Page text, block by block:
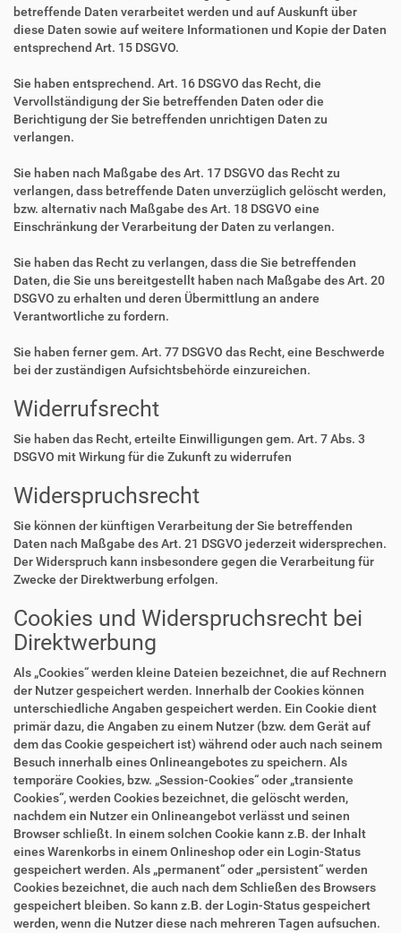
betreffende Daten verarbeitet werden und auf Auskunft über
diese Daten sowie auf weitere Informationen und Kopie der Daten
entsprechend Art. 15 DSGVO.
Sie haben entsprechend. Art. 16 DSGVO das Recht, die
Vervollständigung der Sie betreffenden Daten oder die
Berichtigung der Sie betreffenden unrichtigen Daten zu
verlangen.
Sie haben nach Maßgabe des Art. 17 DSGVO das Recht zu
verlangen, dass betreffende Daten unverzüglich gelöscht werden,
bzw. alternativ nach Maßgabe des Art. 18 DSGVO eine
Einschränkung der Verarbeitung der Daten zu verlangen.
Sie haben das Recht zu verlangen, dass die Sie betreffenden
Daten, die Sie uns bereitgestellt haben nach Maßgabe des Art. 20
DSGVO zu erhalten und deren Übermittlung an andere
Verantwortliche zu fordern.
Sie haben ferner gem. Art. 77 DSGVO das Recht, eine Beschwerde
bei der zuständigen Aufsichtsbehörde einzureichen.
Widerrufsrecht
Sie haben das Recht, erteilte Einwilligungen gem. Art. 7 Abs. 3
DSGVO mit Wirkung für die Zukunft zu widerrufen
Widerspruchsrecht
Sie können der künftigen Verarbeitung der Sie betreffenden
Daten nach Maßgabe des Art. 21 DSGVO jederzeit widersprechen.
Der Widerspruch kann insbesondere gegen die Verarbeitung für
Zwecke der Direktwerbung erfolgen.
Cookies und Widerspruchsrecht bei
Direktwerbung
Als „Cookies“ werden kleine Dateien bezeichnet, die auf Rechnern
der Nutzer gespeichert werden. Innerhalb der Cookies können
unterschiedliche Angaben gespeichert werden. Ein Cookie dient
primär dazu, die Angaben zu einem Nutzer (bzw. dem Gerät auf
dem das Cookie gespeichert ist) während oder auch nach seinem
Besuch innerhalb eines Onlineangebotes zu speichern. Als
temporäre Cookies, bzw. „Session-Cookies“ oder „transiente
Cookies“, werden Cookies bezeichnet, die gelöscht werden,
nachdem ein Nutzer ein Onlineangebot verlässt und seinen
Browser schließt. In einem solchen Cookie kann z.B. der Inhalt
eines Warenkorbs in einem Onlineshop oder ein Login-Status
gespeichert werden. Als „permanent“ oder „persistent“ werden
Cookies bezeichnet, die auch nach dem Schließen des Browsers
gespeichert bleiben. So kann z.B. der Login-Status gespeichert
werden, wenn die Nutzer diese nach mehreren Tagen aufsuchen.